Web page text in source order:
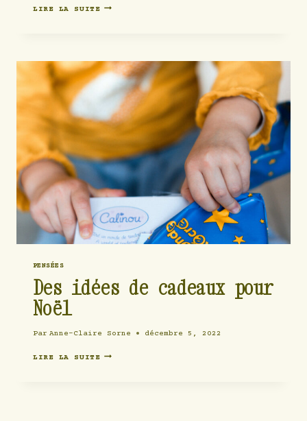
LIRE LA SUITE5
SÉANCE
PHOTO
CADEAU
NOËL
!
PENSÉES
Des idées de cadeaux pour
Noël
Par Anne-Claire Sorne décembre 5, 2022
LIRE LA SUITEDES